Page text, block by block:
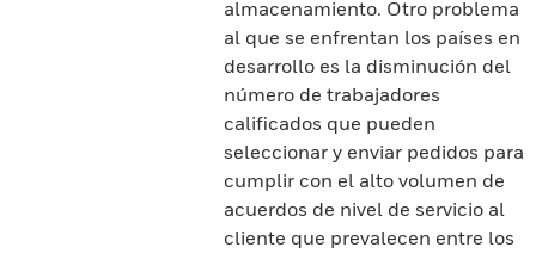
almacenamiento. Otro problema
al que se enfrentan los países en
desarrollo es la disminución del
número de trabajadores
calificados que pueden
seleccionar y enviar pedidos para
cumplir con el alto volumen de
acuerdos de nivel de servicio al
cliente que prevalecen entre los